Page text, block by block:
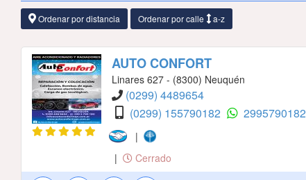
Ordenar por distancia Ordenar por calle a-z
AUTO CONFORT
Linares 627 - (8300) Neuquén
(0299) 4489654
(0299) 155790182
2995790182
|
|
Cerrado